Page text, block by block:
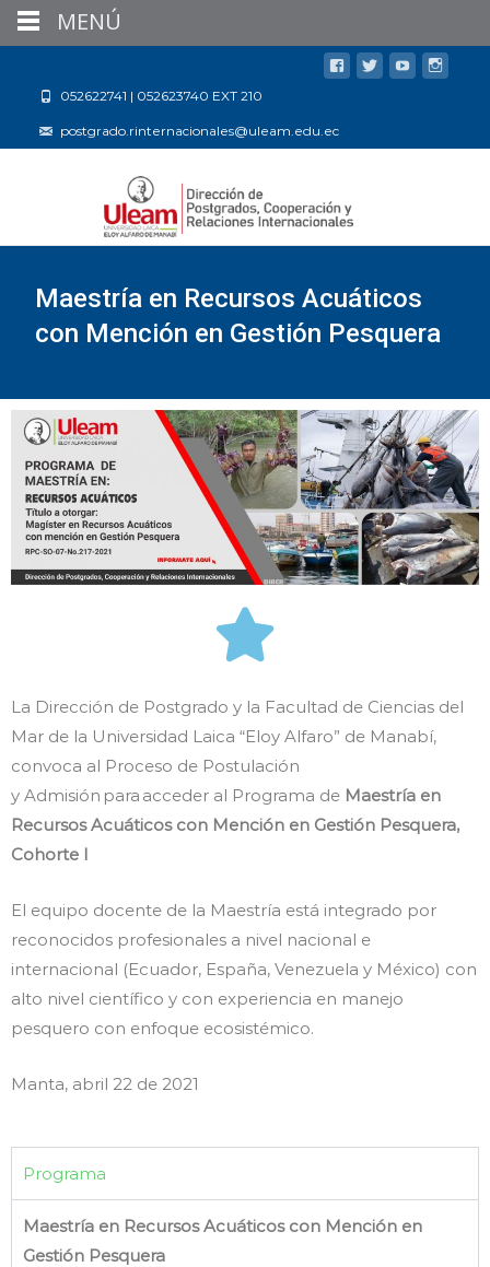
052622741 | 052623740 EXT 210
postgrado.rinternacionales@uleam.edu.ec
Maestría en Recursos Acuáticos
con Mención en Gestión Pesquera
La Dirección de Postgrado y la Facultad de Ciencias del
Mar de la Universidad Laica “Eloy Alfaro” de Manabí,
convoca al Proceso de Postulación
y Admisión para acceder al Programa de Maestría en
Recursos Acuáticos con Mención en Gestión Pesquera,
Cohorte I
El equipo docente de la Maestría está integrado por
reconocidos profesionales a nivel nacional e
internacional (Ecuador, España, Venezuela y México) con
alto nivel científico y con experiencia en manejo
pesquero con enfoque ecosistémico.
Manta, abril 22 de 2021
Programa
Maestría en Recursos Acuáticos con Mención en
Gestión Pesquera
MENÚ